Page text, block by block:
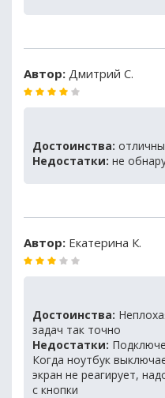
Автор: Дмитрий С.
Достоинства:
Недостатки: не
Автор: Екатерина К.
Достоинства:
задач так точно
Недостатки:
Когда ноутбук
экран не реагирует,
с кнопки